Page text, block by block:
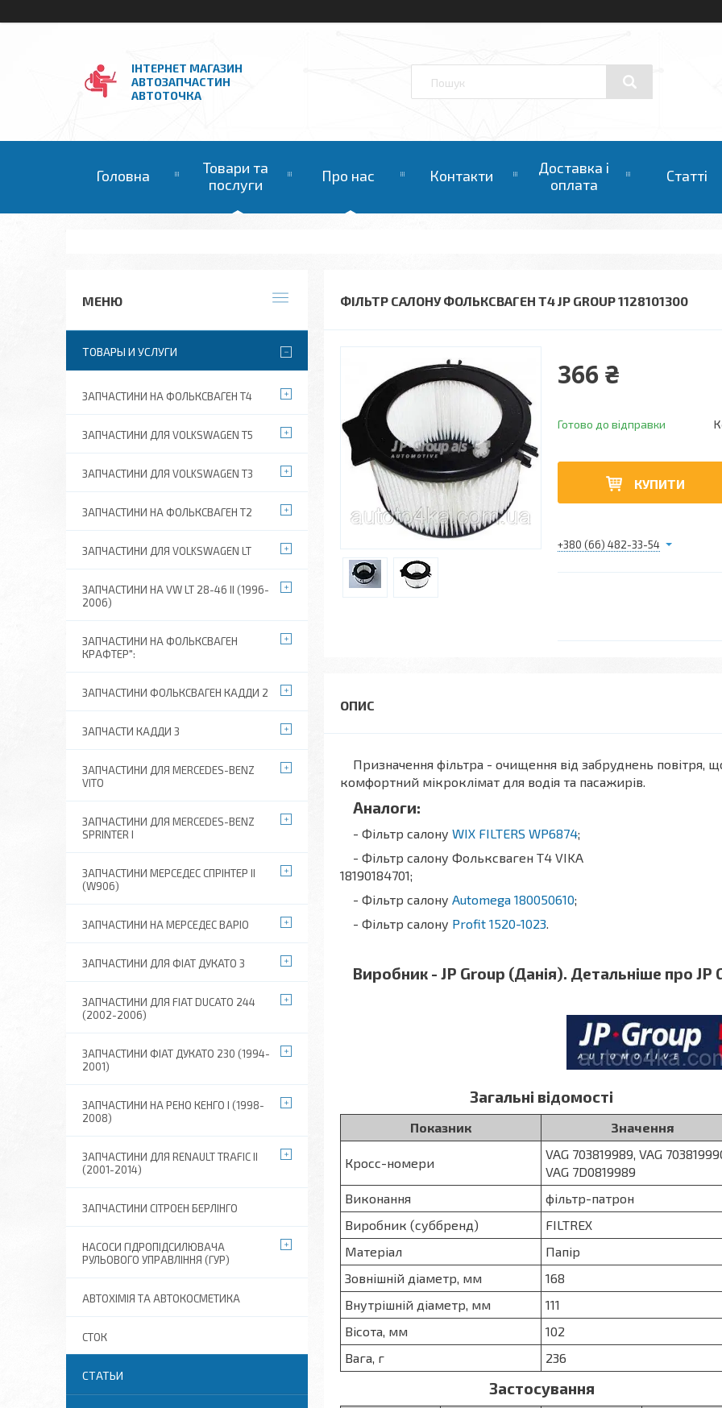
ІНТЕРНЕТ МАГАЗИН
АВТОЗАПЧАСТИН
АВТОТОЧКА
Головна
Товари та
послуги
Про нас Контакти
Доставка і
оплата
Статті
ФІЛЬТР САЛОНУ ФОЛЬКСВАГЕН Т4 JP GROUP 1128101300
366 ₴
Готово до відправки
КУПИТИ
+380 (66) 482-33-54
Призначення фільтра - очищення від забруднень повітря,
комфортний мікроклімат для водія та пасажирів.
Аналоги:
- Фільтр салону WIX FILTERS WP6874;
- Фільтр салону Фольксваген Т4 VIKA
18190184701;
- Фільтр салону Automega 180050610;
- Фільтр салону Profit 1520-1023.
Виробник - JP Group (Данія). Детальніше про JP
Загальні відомості
Показник Значення
Кросс-номери
VAG 703819989, VAG
VAG 7D0819989
Виконання
фільтр-патрон
Виробник (суббренд)
FILTREX
Матеріал
Папір
Зовнішній діаметр, мм
168
Внутрішній діаметр, мм
111
Вісота, мм
102
Вага, г
236
Застосування
ТОВАРЫ И УСЛУГИ
ЗАПЧАСТИНИ НА ФОЛЬКСВАГЕН Т4
ЗАПЧАСТИНИ ДЛЯ VOLKSWAGEN T5
ЗАПЧАСТИНИ ДЛЯ VOLKSWAGEN T3
ЗАПЧАСТИНИ НА ФОЛЬКСВАГЕН Т2
ЗАПЧАСТИНИ ДЛЯ VOLKSWAGEN LT
ЗАПЧАСТИНИ НА VW LT 28-46 II (1996-
2006)
ЗАПЧАСТИНИ НА ФОЛЬКСВАГЕН
КРАФТЕР":
ЗАПЧАСТИНИ ФОЛЬКСВАГЕН КАДДИ 2
ЗАПЧАСТИ КАДДИ 3
ЗАПЧАСТИНИ ДЛЯ MERCEDES-BENZ
VITO
ЗАПЧАСТИНИ ДЛЯ MERCEDES-BENZ
SPRINTER I
ЗАПЧАСТИНИ МЕРСЕДЕС СПРІНТЕР II
(W906)
ЗАПЧАСТИНИ НА МЕРСЕДЕС ВАРІО
ЗАПЧАСТИНИ ДЛЯ ФІАТ ДУКАТО 3
ЗАПЧАСТИНИ ДЛЯ FIAT DUCATO 244
(2002-2006)
ЗАПЧАСТИНИ ФІАТ ДУКАТО 230 (1994-
2001)
ЗАПЧАСТИНИ НА РЕНО КЕНГО I (1998-
2008)
ЗАПЧАСТИНИ ДЛЯ RENAULT TRAFIC II
(2001-2014)
ЗАПЧАСТИНИ СІТРОЕН БЕРЛІНГО
НАСОСИ ГІДРОПІДСИЛЮВАЧА
РУЛЬОВОГО УПРАВЛІННЯ (ГУР)
АВТОХІМІЯ ТА АВТОКОСМЕТИКА
СТОК
СТАТЬИ